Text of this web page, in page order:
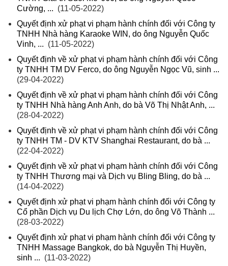
Cường, ... (11-05-2022)
Quyết định xử phạt vi phạm hành chính đối với Công ty
TNHH Nhà hàng Karaoke WIN, do ông Nguyễn Quốc
Vinh, ... (11-05-2022)
Quyết định về xử phạt vi phạm hành chính đối với Công
ty TNHH TM DV Ferco, do ông Nguyễn Ngọc Vũ, sinh ...
(29-04-2022)
Quyết định về xử phạt vi phạm hành chính đối với Công
ty TNHH Nhà hàng Anh Anh, do bà Võ Thị Nhật Anh, ...
(28-04-2022)
Quyết định về xử phạt vi phạm hành chính đối với Công
ty TNHH TM - DV KTV Shanghai Restaurant, do bà ...
(22-04-2022)
Quyết định về xử phạt vi phạm hành chính đối với Công
ty TNHH Thương mại và Dịch vụ Bling Bling, do bà ...
(14-04-2022)
Quyết định xử phạt vi phạm hành chính đối với Công ty
Cổ phần Dịch vụ Du lịch Chợ Lớn, do ông Võ Thành ...
(28-03-2022)
Quyết định xử phạt vi phạm hành chính đối với Công ty
TNHH Massage Bangkok, do bà Nguyễn Thị Huyền,
sinh ... (11-03-2022)